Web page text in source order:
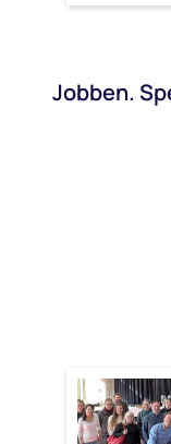
Jobben.